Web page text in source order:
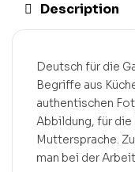
Description
Deutsch für die
Begriffe aus
authentischen
Abbildung, für
Muttersprache.
man bei der